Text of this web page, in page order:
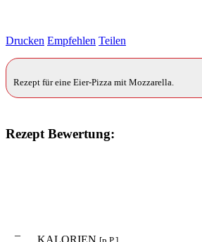
Drucken Empfehlen Teilen
Rezept für eine Eier-Pizza mit Mozzarella.
Rezept Bewertung:
– KALORIEN